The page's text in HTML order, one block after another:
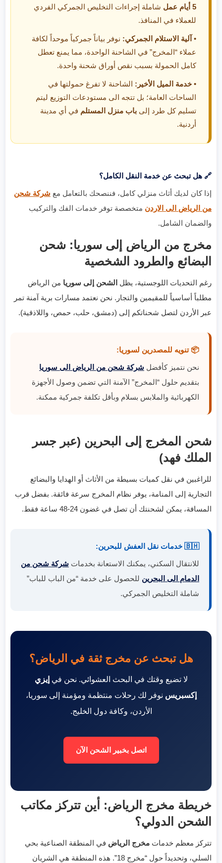
5 أيام عمل
شاملة إجراءات التخليص الجمركي الفردي
للعملاء في المنافذ.
• آلية الاستلام الجمركي: نوفر بياناً جمركياً موحداً لكافة
عملاء “المخرج” في الشاحنة الواحدة، مما يمنع تعطل
كامل الحمولة بسبب نقص أوراق شحنة واحدة.
• خدمة الميل الأخير: الشاحنة لا تفرغ حمولتها في
الساحات العامة؛ بل تتجه الى مستودعات التوزيع ليتم
تسليم كل طرد إلى باب منزل المستلم في أي مدينة
أردنية.
🔗 هل تبحث عن خدمة النقل الكامل؟
إذا كان لديك أثاث منزلي كامل، فننصحك بالتعامل مع شركة شحن
من الرياض الى الاردن متخصصة توفر خدمات الفك والتركيب
والضمان الشامل.
مخرج من الرياض إلى سوريا: شحن
البضائع والطرود الشخصية
رغم التحديات اللوجستية، يظل الشحن إلى سوريا من الرياض
مطلباً أساسياً للمقيمين والتجار. نحن نعتمد مسارات برية آمنة تمر
عبر الأردن لتصل شحناتكم إلى (دمشق، حلب، حمص، واللاذقية).
📦 تنويه للمصدرين لسوريا:
نحن نتميز كأفضل شركة شحن من الرياض الى سوريا
بتقديم حلول “المخرج” الآمنة التي تضمن وصول الأجهزة
الكهربائية والملابس بسلام وبأقل تكلفة جمركية ممكنة.
شحن المخرج إلى البحرين (عبر جسر
الملك فهد)
للراغبين في نقل كميات بسيطة من الأثاث أو الهدايا والبضائع
التجارية إلى المنامة، يوفر نظام المخرج سرعة فائقة. بفضل قرب
المسافة، يمكن لشحنتك أن تصل في غضون 24-48 ساعة فقط.
🇧🇭 خدمات نقل العفش للبحرين:
للانتقال السكني، يمكنك الاستعانة بخدمات شركة شحن من
الدمام الى البحرين للحصول على خدمة “من الباب للباب”
شاملة التخليص الجمركي.
هل تبحث عن مخرج ثقة في الرياض؟
لا تضيع وقتك في البحث العشوائي. نحن في إيزي
إكسبريس نوفر لك رحلات منتظمة ومؤمنة إلى سوريا،
الأردن، وكافة دول الخليج.
اتصل بخبير الشحن الآن
خريطة مخرج الرياض: أين تتركز مكاتب
الشحن الدولي؟
تتركز معظم خدمات مخرج الرياض في المنطقة الصناعية بحي
السلي، وتحديداً حول “مخرج 18”. هذه المنطقة هي الشريان